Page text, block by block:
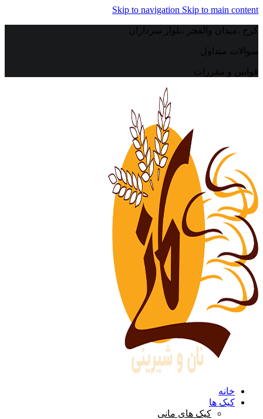
Skip to navigation Skip to main content
کرج ،میدان والفجر ،بلوار سرداران
سوالات متداول
قوانین و مقررات
خانه
کیک ها
کیک های مانی